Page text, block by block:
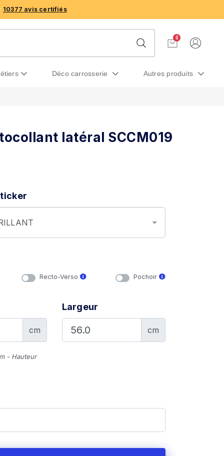
10377 avis certifiés
0
déco carrosserie autres produits
latéral SCCM019
Recto-Verso Pochoir
cm
- Hauteur
Largeur
cm